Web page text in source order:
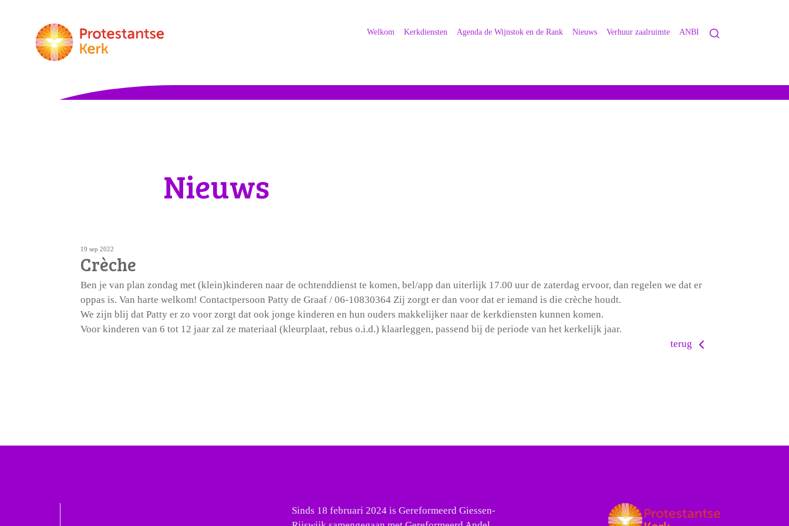
Welkom Kerkdiensten Agenda de Wijnstok en de Rank Nieuws Verhuur zaalruimte ANBI
Nieuws
19 sep 2022
Crèche
Ben je van plan zondag met (klein)kinderen naar de ochtenddienst te komen, bel/app dan uiterlijk 17.00 uur de zaterdag ervoor, dan regelen we dat er
oppas is. Van harte welkom! Contactpersoon Patty de Graaf / 06-10830364 Zij zorgt er dan voor dat er iemand is die crèche houdt.
We zijn blij dat Patty er zo voor zorgt dat ook jonge kinderen en hun ouders makkelijker naar de kerkdiensten kunnen komen.
Voor kinderen van 6 tot 12 jaar zal ze materiaal (kleurplaat, rebus o.i.d.) klaarleggen, passend bij de periode van het kerkelijk jaar.
terug
Sinds 18 februari 2024 is Gereformeerd Giessen-